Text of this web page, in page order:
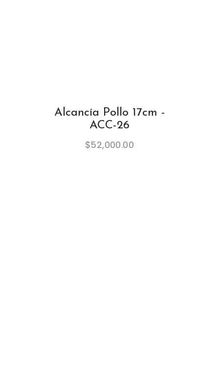
Alcancía Pollo 17cm -
ACC-26
$52,000.00